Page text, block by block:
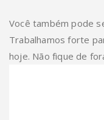
Alguns
Você também pode
Trabalhamos forte